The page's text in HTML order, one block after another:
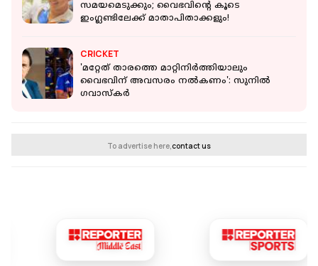
സമയമെടുക്കും; വൈഭവിന്റെ കൂടെ
ഇംഗ്ലണ്ടിലേക്ക് മാതാപിതാക്കളും!
CRICKET
'മറ്റേത് താരത്തെ മാറ്റിനിര്‍ത്തിയാലും
വൈഭവിന് അവസരം നല്‍കണം': സുനില്‍
ഗവാസ്‌കര്‍
To advertise here,contact us